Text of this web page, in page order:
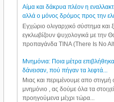
Αίμα και δάκρυα πλέον η
αλλά ο μόνος δρόμος προς την
Εγχώριο ολιγαρχικό σύστημα και
εγκλωβίζουν ψυχολογικά με την
προπαγάνδα TINA (There Is No
Μνημόνια: Ποια μέτρα
δάνεισαν, πού πήγαν τα λεφτά...
Μιας και περιμένουμε απο στιγμή
μνημόνιο , ας δούμε όλα τα
προηγούμενα μέχρι τώρα...